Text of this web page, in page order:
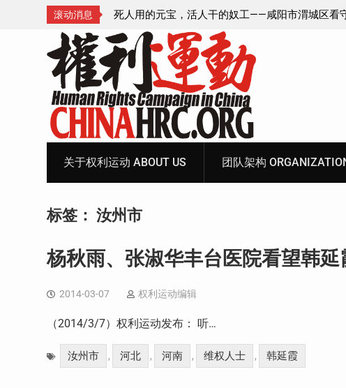
滚动消息
阳市渭城区看守所
宝、铅中毒、任务制
锡安教案王林牧师狱中信件：荒诞的人与公义的神
关于权利运动 ABOUT US 团队架构
标签： 汝州市
杨秋雨、张淑华丰台医院看望韩延
2014-03-07 权利运动编辑
（2014/3/7）权利运动发布： 听…
汝州市 , 河北 , 河南 , 维权人士 , 韩延霞